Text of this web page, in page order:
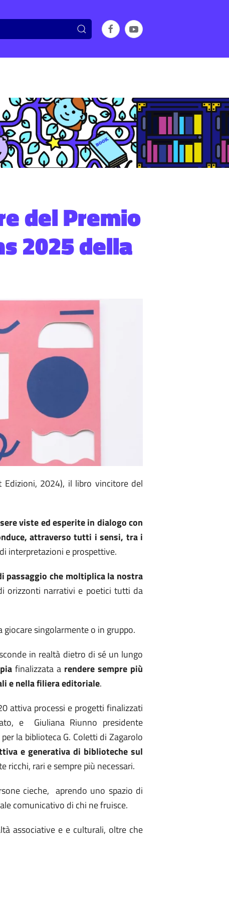
del Premio
2025 della
2024), il libro vincitore del
viste ed esperite in dialogo con
attraverso tutti i sensi, tra i
interpretazioni e prospettive.
passaggio che moltiplica la nostra
orizzonti narrativi e poetici tutti da
giocare singolarmente o in gruppo.
in realtà dietro di sé un lungo
finalizzata a rendere sempre più
e nella filiera editoriale.
attiva processi e progetti finalizzati
e Giuliana Riunno presidente
la biblioteca G. Coletti di Zagarolo
e generativa di biblioteche sul
ricchi, rari e sempre più necessari.
cieche, aprendo uno spazio di
comunicativo di chi ne fruisce.
associative e e culturali, oltre che